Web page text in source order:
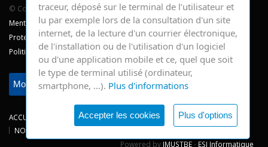
© Copyright 2026 - CHR Verviers.
Mentions légales
Protection des données
Politique de cookie
Modifier mes préférences
ACCUEIL CONSULTATIONS HOSPITALISATIONS
NEWS
NOS SITES
Powered by IMUSTBE- ESI Informatique
traceur, déposé sur le terminal de l’utilisateur et
lu par exemple lors de la consultation d'un site
internet, de la lecture d'un courrier électronique,
de l'installation ou de l'utilisation d'un logiciel
ou d'une application mobile et ce, quel que soit
le type de terminal utilisé (ordinateur,
smartphone, …). Plus d'informations
Accepter les cookies Plus d'options